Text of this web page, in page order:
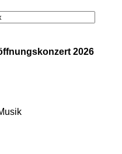
2026